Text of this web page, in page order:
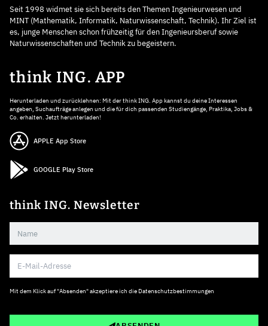
Seit 1998 widmet sie sich bereits den Themen Ingenieurwesen und
MINT (Mathematik, Informatik, Naturwissenschaft, Technik). Ihr Ziel ist
es, junge Menschen schon frühzeitig für den Ingenieursberuf sowie
Naturwissenschaften und Technik zu begeistern.
think ING. APP
Herunterladen und zurücklehnen: Mit der think ING. App kannst du deine Interessen
angeben, Suchaufträge anlegen und die für dich passenden Studiengänge, Praktika, Jobs &
Co. erhalten. Jetzt herunterladen!
APPLE App Store
GOOGLE Play Store
think ING. Newsletter
Mit dem Klick auf "Absenden" akzeptiere ich die Datenschutzbestimmungen